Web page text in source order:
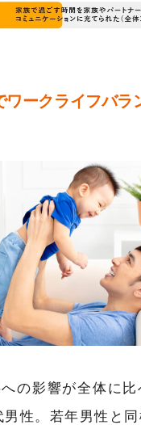
ワークライフバラ
の影響が全体に比
性。若年男性と同